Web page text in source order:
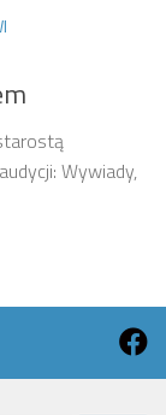
Wywiady,